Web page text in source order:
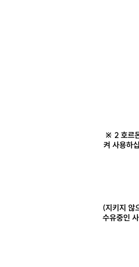
※ 2 호르
켜 사용하
(지키지 않
수유중인